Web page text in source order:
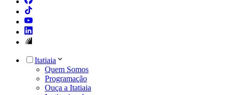
Itatiaia
Quem Somos
Programação
Ouça a Itatiaia